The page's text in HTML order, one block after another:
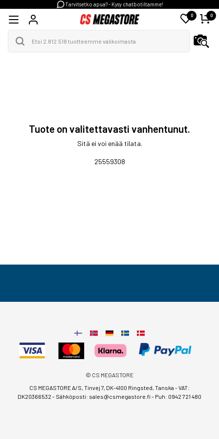
Tarvitsetko apua? - Kysy chatbotiltamme!
0 0
Tuote on valitettavasti vanhentunut.
Sitä ei voi enää tilata.
25559308
© CS MEGASTORE
CS MEGASTORE A/S, Tinvej 7, DK-4100 Ringsted, Tanska - VAT:
DK20366532 - Sähköposti: sales@csmegastore.fi- Puh: 0942 721 480